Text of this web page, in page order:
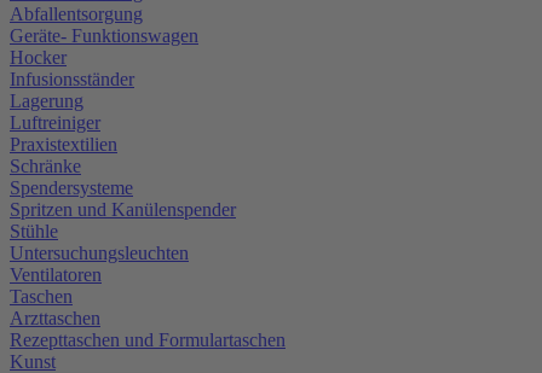
Abfallentsorgung
Geräte- Funktionswagen
Hocker
Infusionsständer
Lagerung
Luftreiniger
Praxistextilien
Schränke
Spendersysteme
Spritzen und Kanülenspender
Stühle
Untersuchungsleuchten
Ventilatoren
Taschen
Arzttaschen
Rezepttaschen und Formulartaschen
Kunst